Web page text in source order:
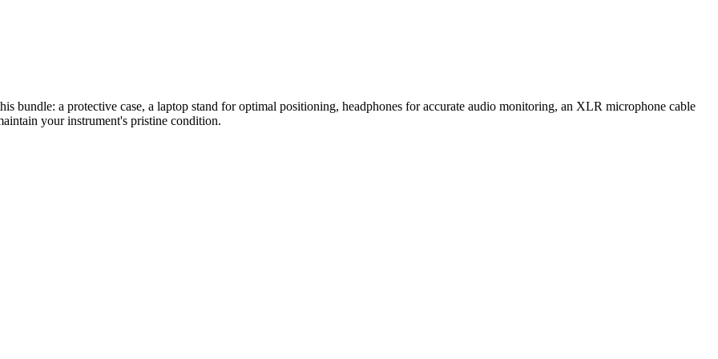
bundle: a protective case, a laptop stand for optimal positioning, headphones for accurate audio monitoring, an XLR microphone cable
your instrument's pristine condition.